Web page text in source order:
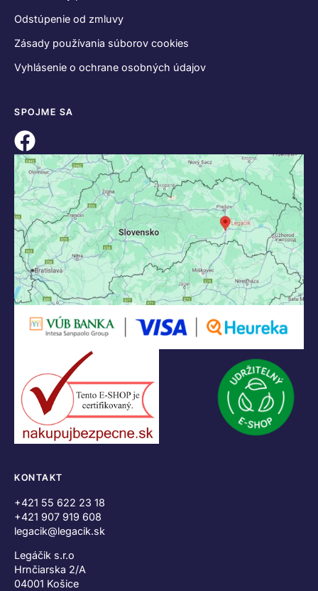
Odstúpenie od zmluvy
Zásady používania súborov cookies
Vyhlásenie o ochrane osobných údajov
SPOJME SA
KONTAKT
+421 55 622 23 18
+421 907 919 608
legacik@legacik.sk
Legáčik s.r.o
Hrnčiarska 2/A
04001 Košice